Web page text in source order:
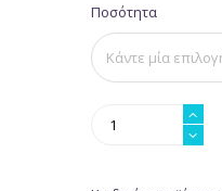
Ποσότητα